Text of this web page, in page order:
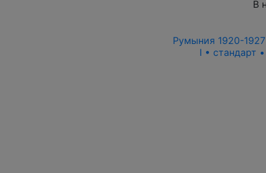
В
Румыния 1920-
I • стандарт